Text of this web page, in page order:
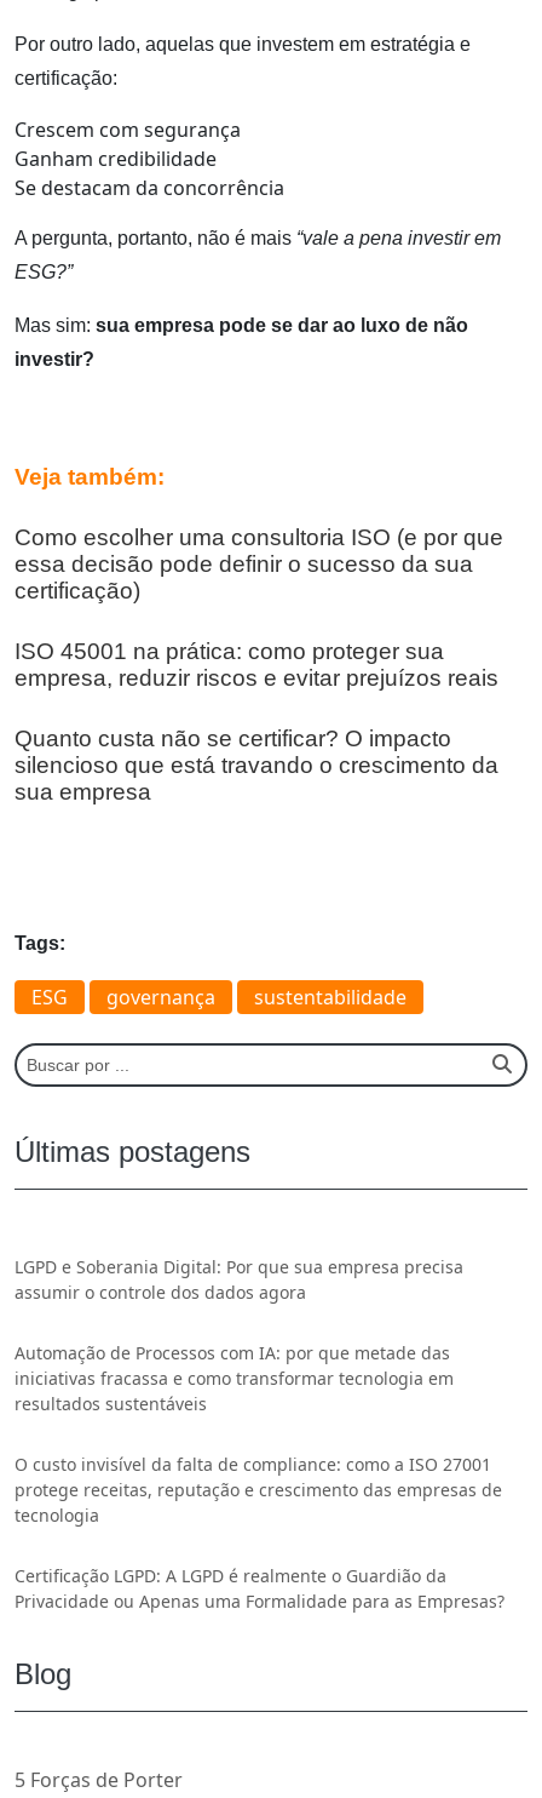
Por outro lado, aquelas que investem em estratégia e
certificação:
Crescem com segurança
Ganham credibilidade
Se destacam da concorrência
A pergunta, portanto, não é mais “vale a pena investir em
ESG?”
Mas sim: sua empresa pode se dar ao luxo de não
investir?
Veja também:
Como escolher uma consultoria ISO (e por que
essa decisão pode definir o sucesso da sua
certificação)
ISO 45001 na prática: como proteger sua
empresa, reduzir riscos e evitar prejuízos reais
Quanto custa não se certificar? O impacto
silencioso que está travando o crescimento da
sua empresa
Tags:
ESG governança sustentabilidade
Últimas postagens
LGPD e Soberania Digital: Por que sua empresa precisa
assumir o controle dos dados agora
Automação de Processos com IA: por que metade das
iniciativas fracassa e como transformar tecnologia em
resultados sustentáveis
O custo invisível da falta de compliance: como a ISO 27001
protege receitas, reputação e crescimento das empresas de
tecnologia
Certificação LGPD: A LGPD é realmente o Guardião da
Privacidade ou Apenas uma Formalidade para as Empresas?
Blog
5 Forças de Porter